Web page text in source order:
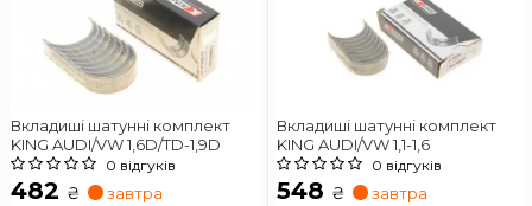
Вкладиші шатунні комплект
KING AUDI/VW 1,6D/TD-1,9D
0 відгуків
482 ₴ завтра
Вкладиші шатунні комплект
KING AUDI/VW 1,1-1,6
0 відгуків
548 ₴ завтра